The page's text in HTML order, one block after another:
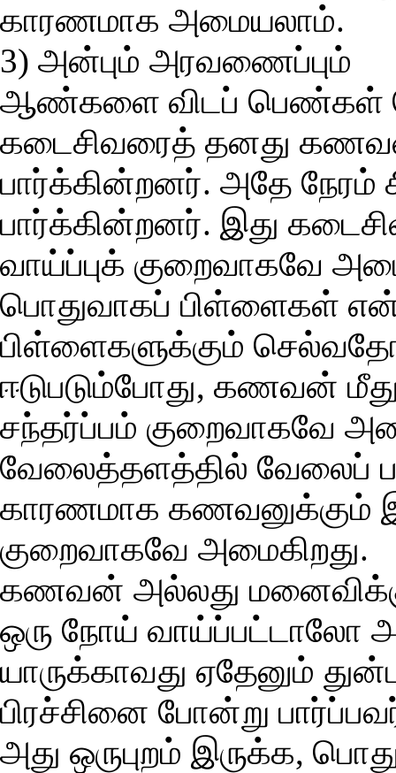
காரணமாக அமையலாம்.
3) அன்பும் அரவணைப்பும்
ஆண்களை விடப் பெண்கள்
கடைசிவரைத் தனது
பார்க்கின்றனர். அதே
பார்க்கின்றனர். இது
வாய்ப்புக் குறைவாகவே
பொதுவாகப் பிள்ளைகள்
பிள்ளைகளுக்கும்
ஈடுபடும்போது, கணவன்
சந்தர்ப்பம் குறைவாகவே
வேலைத்தளத்தில் வேலைப்
காரணமாக கணவனுக்கும்
குறைவாகவே அமைகிறது.
கணவன் அல்லது
ஒரு நோய் வாய்ப்பட்டாலோ
யாருக்காவது ஏதேனும்
பிரச்சினை போன்று
அது ஒருபுறம் இருக்க,